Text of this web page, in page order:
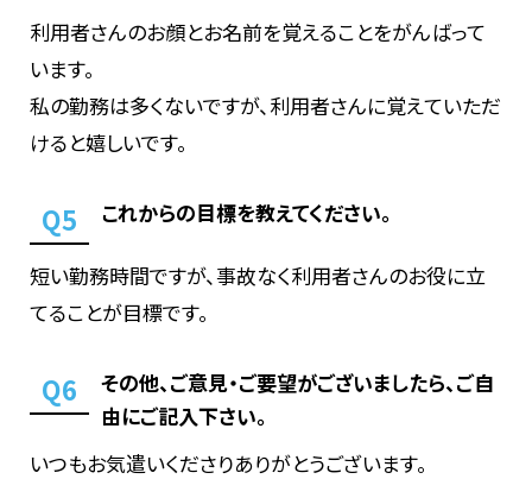
利用者さんのお顔とお名前を覚えることをがんばって
います。
私の勤務は多くないですが、利用者さんに覚えていただ
けると嬉しいです。
Q5 これからの目標を教えてください。
短い勤務時間ですが、事故なく利用者さんのお役に立
てることが目標です。
Q6
その他、ご意見・ご要望がございましたら、ご自
由にご記入下さい。
いつもお気遣いくださりありがとうございます。